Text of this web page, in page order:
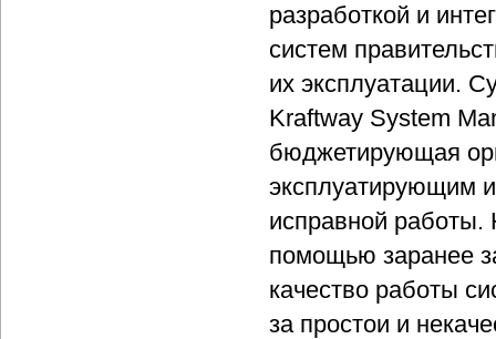
разработкой и
систем
их эксплуатации.
Kraftway System
бюджетирующая
эксплуатирующим
исправной работы.
помощью заранее
качество работы
за простои и